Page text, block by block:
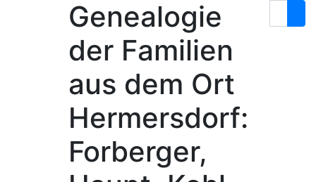
Genealogie
der Familien
aus dem Ort
Hermersdorf:
Forberger,